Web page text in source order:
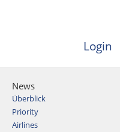
Login
News
Überblick
Priority
Airlines